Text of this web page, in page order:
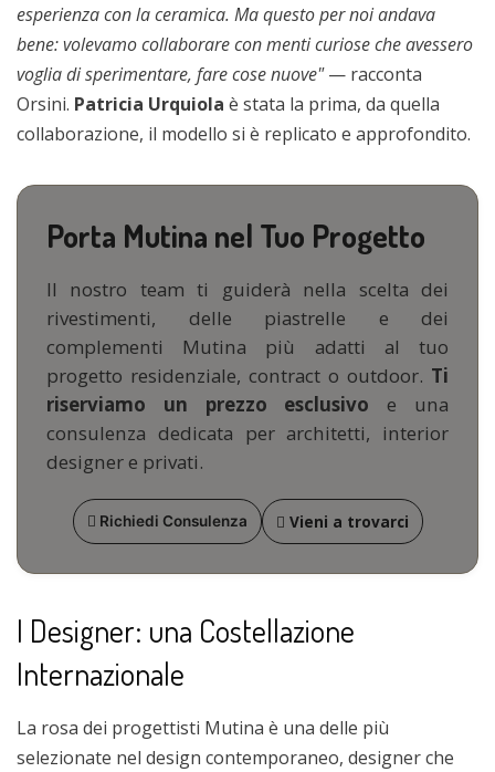
esperienza con la ceramica. Ma questo per noi andava
bene: volevamo collaborare con menti curiose che avessero
voglia di sperimentare, fare cose nuove"— racconta
Orsini. Patricia Urquiola è stata la prima, da quella
collaborazione, il modello si è replicato e approfondito.
Porta Mutina nel Tuo Progetto
Il nostro team ti guiderà nella scelta dei
rivestimenti, delle piastrelle e dei
complementi Mutina più adatti al tuo
progetto residenziale, contract o outdoor. Ti
riserviamo un prezzo esclusivo e una
consulenza dedicata per architetti, interior
designer e privati.
Richiedi Consulenza Vieni a trovarci
I Designer: una Costellazione
Internazionale
La rosa dei progettisti Mutina è una delle più
selezionate nel design contemporaneo, designer che